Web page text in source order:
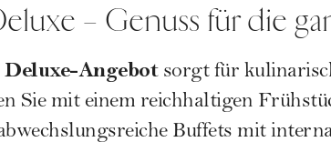
– Genuss für die
Angebotsorgt für
Sie mit einem reichhaltigen
Buffets mit